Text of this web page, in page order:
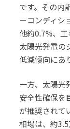
です。その内
ーコンディシ
他約0.7%、
太陽光発電の
低減傾向にあ
一方、太陽光
安全性確保を
が推奨されて
相場は、約